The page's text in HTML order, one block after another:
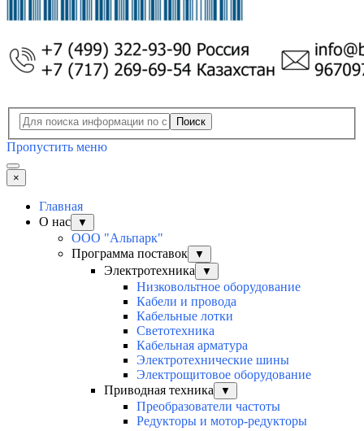
Поиск
Пропустить меню
×
Главная
О нас
▼
ООО "Альпарк"
Программа поставок
▼
Электротехника ▼
Низковольтное оборудование
Кабели и провода
Кабельные лотки
Светотехника
Кабельная арматура
Электротехнические шины
Электрощитовое оборудование
Приводная техника
▼
Преобразователи частоты
Редукторы и мотор-редукторы